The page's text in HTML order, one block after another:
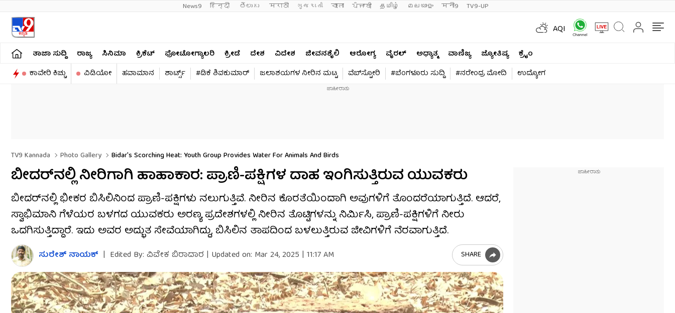
News9 हिन्दी తెలుగు मराठी ગુજરાતી বাংলা ਪੰਜਾਬੀ தமிழ் മലയാളം मनी9 TV9-UP
AQI
ತಾಜಾ ಸುದ್ದಿ ರಾಜ್ಯ ಸಿನಿಮಾ ಕ್ರಿಕೆಟ್​ ಫೋಟೋಗ್ಯಾಲರಿ ಕ್ರೀಡೆ ದೇಶ ವಿದೇಶ ಜೀವನಶೈಲಿ ಆರೋಗ್ಯ ವೈರಲ್​ ಅಧ್ಯಾತ್ಮ ವಾಣಿಜ್ಯ ಜ್ಯೋತಿಷ್ಯ
ಕ್ರೈಂ
ಕಾವೇರಿ ಕಿಚ್ಚು
ವಿಡಿಯೋ ಹವಾಮಾನ ಶಾರ್ಟ್ಸ್​ #ಡಿಕೆ ಶಿವಕುಮಾರ್​ ಜಲಾಶಯಗಳ ನೀರಿನ ಮಟ್ಟ ವೆಬ್​ಸ್ಟೋರಿ #ಬೆಂಗಳೂರು ಸುದ್ದಿ #ನರೇಂದ್ರ ಮೋದಿ ಉದ್ಯೋಗ
TV9 Kannada Photo Gallery Bidar's Scorching Heat: Youth Group Provides Water For Animals And Birds
ಬೀದರ್​ನಲ್ಲಿ ನೀರಿಗಾಗಿ ಹಾಹಾಕಾರ: ಪ್ರಾಣಿ-ಪಕ್ಷಿಗಳ ದಾಹ ಇಂಗಿಸುತ್ತಿರುವ ಯುವಕರು
ಬೀದರ್‌ನಲ್ಲಿ ಭೀಕರ ಬಿಸಿಲಿನಿಂದ ಪ್ರಾಣಿ-ಪಕ್ಷಿಗಳು ನಲುಗುತ್ತಿವೆ. ನೀರಿನ ಕೊರತೆಯಿಂದಾಗಿ ಅವುಗಳಿಗೆ ತೊಂದರೆಯಾಗುತ್ತಿದೆ. ಆದರೆ,
ಸ್ವಾಭಿಮಾನಿ ಗೆಳೆಯರ ಬಳಗದ ಯುವಕರು ಅರಣ್ಯ ಪ್ರದೇಶಗಳಲ್ಲಿ ನೀರಿನ ತೊಟ್ಟಿಗಳನ್ನು ನಿರ್ಮಿಸಿ, ಪ್ರಾಣಿ-ಪಕ್ಷಿಗಳಿಗೆ ನೀರು
ಒದಗಿಸುತ್ತಿದ್ದಾರೆ. ಇದು ಅವರ ಅದ್ಭುತ ಸೇವೆಯಾಗಿದ್ದು, ಬಿಸಿಲಿನ ತಾಪದಿಂದ ಬಳಲುತ್ತಿರುವ ಜೀವಿಗಳಿಗೆ ನೆರವಾಗುತ್ತಿದೆ.
ಸುರೇಶ್ ನಾಯಕ್ | Edited By: ವಿವೇಕ ಬಿರಾದಾರ | Updated on: Mar 24, 2025 | 11:17 AM SHARE